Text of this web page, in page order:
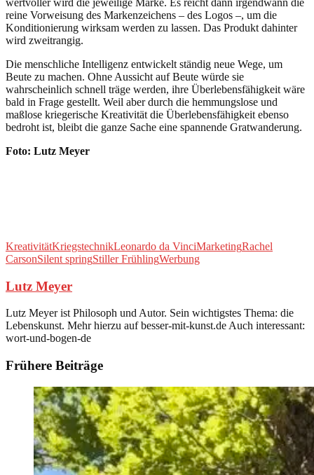
reine Vorweisung des Markenzeichens – des Logos –, um die
Konditionierung wirksam werden zu lassen. Das Produkt dahinter
wird zweitrangig.
Die menschliche Intelligenz entwickelt ständig neue Wege, um
Beute zu machen. Ohne Aussicht auf Beute würde sie
wahrscheinlich schnell träge werden, ihre Überlebensfähigkeit wäre
bald in Frage gestellt. Weil aber durch die hemmungslose und
maßlose kriegerische Kreativität die Überlebensfähigkeit ebenso
bedroht ist, bleibt die ganze Sache eine spannende Gratwanderung.
Foto: Lutz Meyer
KreativitätKriegstechnikLeonardo da VinciMarketingRachel
CarsonSilent springStiller FrühlingWerbung
Lutz Meyer
Lutz Meyer ist Philosoph und Autor. Sein wichtigstes Thema: die
Lebenskunst. Mehr hierzu auf besser-mit-kunst.de Auch interessant:
wort-und-bogen-de
Frühere Beiträge